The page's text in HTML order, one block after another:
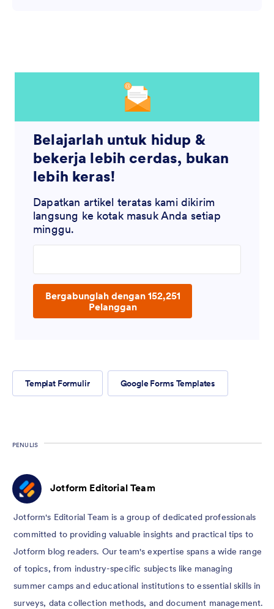
Belajarlah untuk hidup &
bekerja lebih cerdas, bukan
lebih keras!
Dapatkan artikel teratas kami dikirim
langsung ke kotak masuk Anda setiap
minggu.
Bergabunglah dengan 152,251
Pelanggan
Templat Formulir Google Forms Templates
PENULIS
Jotform Editorial Team
Jotform's Editorial Team is a group of dedicated professionals
committed to providing valuable insights and practical tips to
Jotform blog readers. Our team's expertise spans a wide range
of topics, from industry-specific subjects like managing
summer camps and educational institutions to essential skills in
surveys, data collection methods, and document management.